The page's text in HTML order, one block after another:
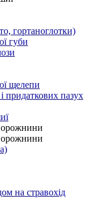
гортаноглотки)
губи
щелепи
придаткових пазух
на стравохід